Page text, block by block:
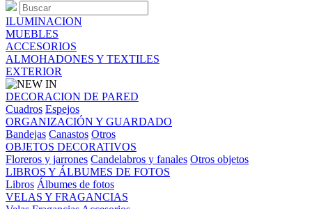
ILUMINACION
MUEBLES
ACCESORIOS
ALMOHADONES Y TEXTILES
EXTERIOR
DECORACION DE PARED
Cuadros Espejos
ORGANIZACIÓN Y GUARDADO
Bandejas Canastos Otros
OBJETOS DECORATIVOS
Floreros y jarrones Candelabros y fanales Otros objetos
LIBROS Y ÁLBUMES DE FOTOS
Libros Álbumes de fotos
VELAS Y FRAGANCIAS